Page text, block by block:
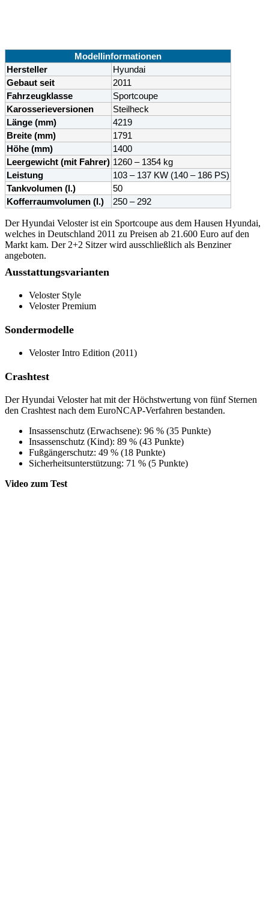
Modellinformationen
Hersteller
Hyundai
Gebaut seit
2011
Fahrzeugklasse
Sportcoupe
Karosserieversionen
Steilheck
Länge (mm)
4219
Breite (mm)
1791
Höhe (mm)
1400
Leergewicht (mit Fahrer) 1260 – 1354 kg
Leistung
103 – 137 KW (140 – 186 PS)
Tankvolumen (l.)
50
Kofferraumvolumen (l.)
250 – 292
Der Hyundai Veloster ist ein Sportcoupe aus dem Hausen Hyundai,
welches in Deutschland 2011 zu Preisen ab 21.600 Euro auf den
Markt kam. Der 2+2 Sitzer wird ausschließlich als Benziner
angeboten.
Ausstattungsvarianten
Veloster Style
Veloster Premium
Sondermodelle
Veloster Intro Edition (2011)
Crashtest
Der Hyundai Veloster hat mit der Höchstwertung von fünf Sternen
den Crashtest nach dem EuroNCAP-Verfahren bestanden.
Insassenschutz (Erwachsene): 96 % (35 Punkte)
Insassenschutz (Kind): 89 % (43 Punkte)
Fußgängerschutz: 49 % (18 Punkte)
Sicherheitsunterstützung: 71 % (5 Punkte)
Video zum Test